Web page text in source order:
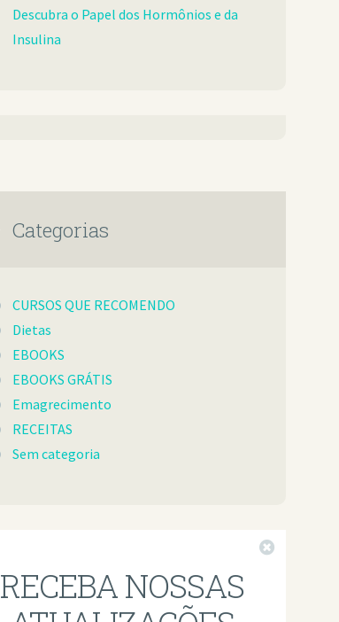
Descubra o Papel dos Hormônios e da
Insulina
Categorias
CURSOS QUE RECOMENDO
Dietas
EBOOKS
EBOOKS GRÁTIS
Emagrecimento
RECEITAS
Sem categoria
RECEBA NOSSAS